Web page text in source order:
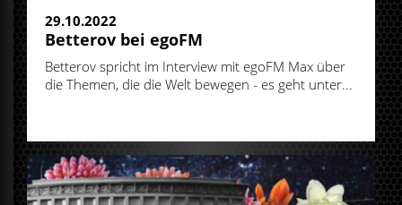
29.10.2022
Betterov bei egoFM
Betterov spricht im Interview mit egoFM Max über
die Themen, die die Welt bewegen - es geht unter...